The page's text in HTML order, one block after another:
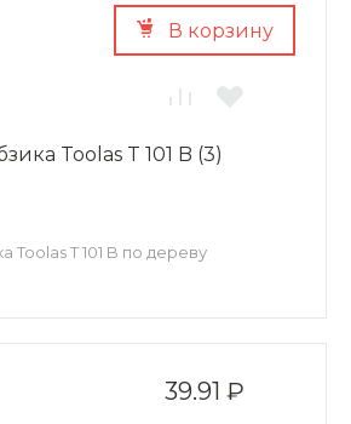
В корзину
Toolas T 101 B (3)
Toolas T 101 B по дереву
39.91 ₽